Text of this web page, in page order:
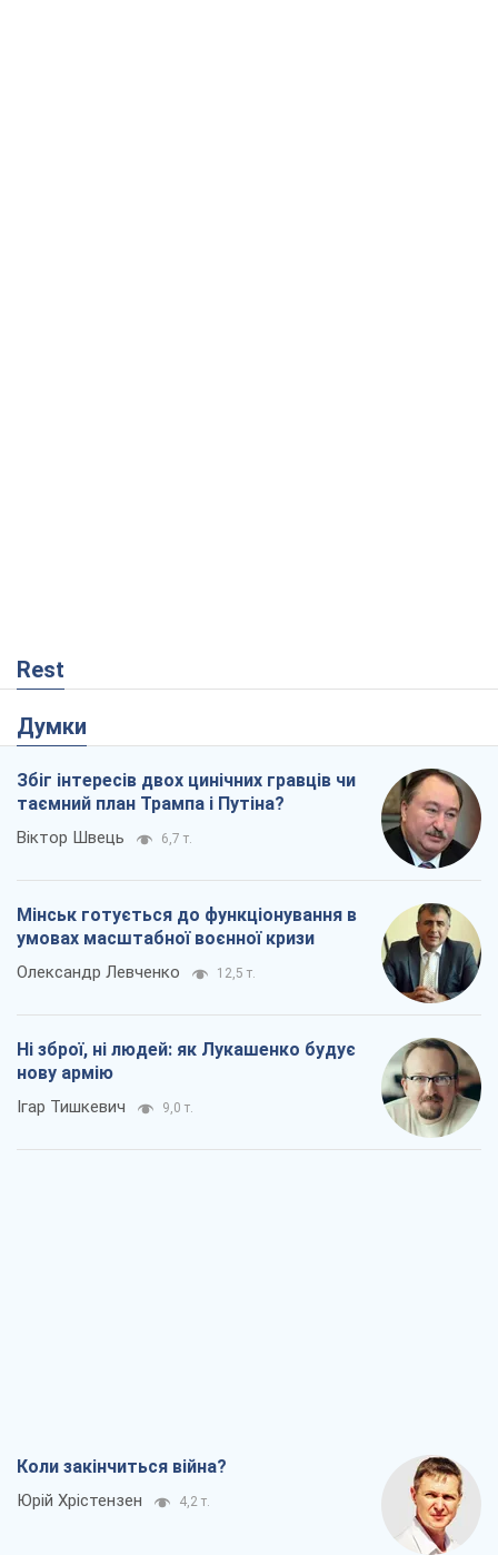
Rest
Думки
Збіг інтересів двох цинічних гравців чи
таємний план Трампа і Путіна?
Віктор Швець 6,7 т.
Мінськ готується до функціонування в
умовах масштабної воєнної кризи
Олександр Левченко 12,5 т.
Ні зброї, ні людей: як Лукашенко будує
нову армію
Ігар Тишкевич 9,0 т.
Коли закінчиться війна?
Юрій Хрістензен 4,2 т.